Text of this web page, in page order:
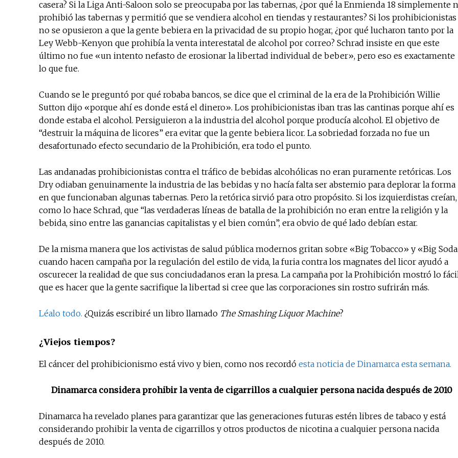
casera? Si la Liga Anti-Saloon solo se preocupaba por las tabernas, ¿por qué la Enmienda 18 simplemente
prohibió las tabernas y permitió que se vendiera alcohol en tiendas y restaurantes? Si los prohibicionistas
no se opusieron a que la gente bebiera en la privacidad de su propio hogar, ¿por qué lucharon tanto por la
Ley Webb-Kenyon que prohibía la venta interestatal de alcohol por correo? Schrad insiste en que este
último no fue «un intento nefasto de erosionar la libertad individual de beber», pero eso es exactamente
lo que fue.
Cuando se le preguntó por qué robaba bancos, se dice que el criminal de la era de la Prohibición Willie
Sutton dijo «porque ahí es donde está el dinero». Los prohibicionistas iban tras las cantinas porque ahí es
donde estaba el alcohol. Persiguieron a la industria del alcohol porque producía alcohol. El objetivo de
“destruir la máquina de licores” era evitar que la gente bebiera licor. La sobriedad forzada no fue un
desafortunado efecto secundario de la Prohibición, era todo el punto.
Las andanadas prohibicionistas contra el tráfico de bebidas alcohólicas no eran puramente retóricas. Los
Dry odiaban genuinamente la industria de las bebidas y no hacía falta ser abstemio para deplorar la forma
en que funcionaban algunas tabernas. Pero la retórica sirvió para otro propósito. Si los izquierdistas creían,
como lo hace Schrad, que “las verdaderas líneas de batalla de la prohibición no eran entre la religión y la
bebida, sino entre las ganancias capitalistas y el bien común”, era obvio de qué lado debían estar.
De la misma manera que los activistas de salud pública modernos gritan sobre «Big Tobacco» y «Big
cuando hacen campaña por la regulación del estilo de vida, la furia contra los magnates del licor ayudó a
oscurecer la realidad de que sus conciudadanos eran la presa. La campaña por la Prohibición mostró lo
que es hacer que la gente sacrifique la libertad si cree que las corporaciones sin rostro sufrirán más.
Léalo todo. ¿Quizás escribiré un libro llamado The Smashing Liquor Machine?
¿Viejos tiempos?
El cáncer del prohibicionismo está vivo y bien, como nos recordó esta noticia de Dinamarca esta semana.
Dinamarca considera prohibir la venta de cigarrillos a cualquier persona nacida después de 2010
Dinamarca ha revelado planes para garantizar que las generaciones futuras estén libres de tabaco y está
considerando prohibir la venta de cigarrillos y otros productos de nicotina a cualquier persona nacida
después de 2010.